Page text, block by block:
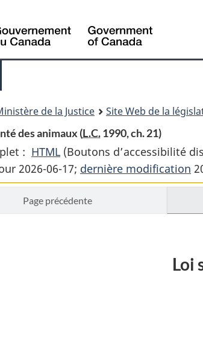
de la Justice Site Web de la
des animaux (L.C.1990, ch. 21)
: HTML Texte
complet
:
Loi
(Boutons d’accessibilité
2026-06-17; dernière modification
Page précédente
Loi